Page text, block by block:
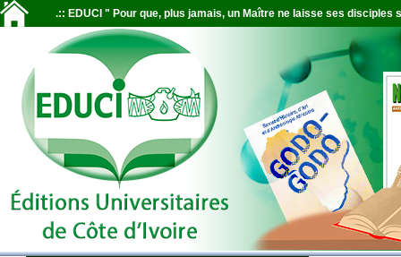
.:: EDUCI " Pour que, plus jamais, un Maître ne laisse ses disciples